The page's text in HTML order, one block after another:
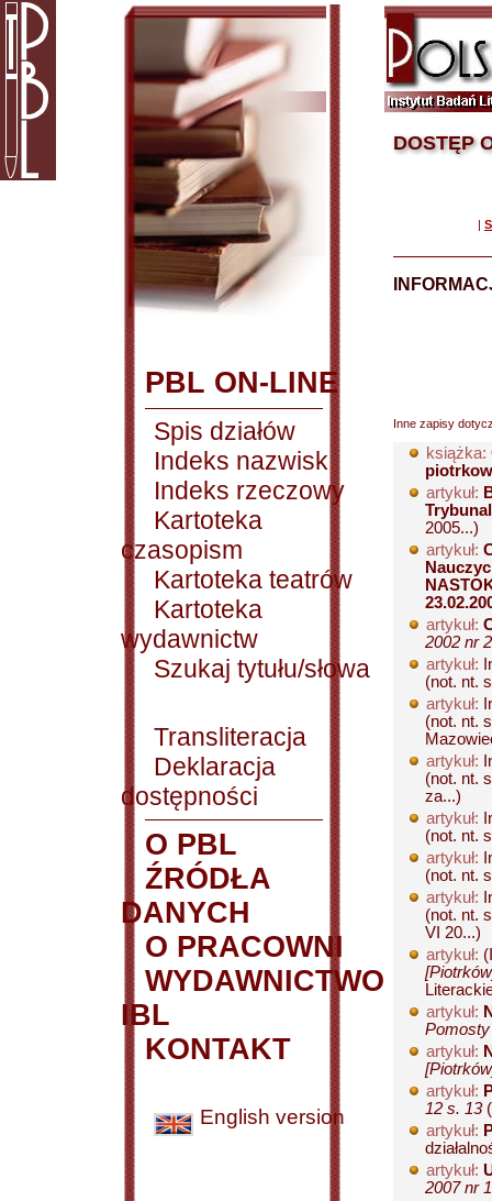
PBL ON-LINE
Spis działów
Indeks nazwisk
Indeks rzeczowy
Kartoteka
czasopism
Kartoteka teatrów
Kartoteka
wydawnictw
Szukaj tytułu/słowa
Transliteracja
Deklaracja
dostępności
O PBL
ŹRÓDŁA
DANYCH
O PRACOWNI
WYDAWNICTWO
IBL
KONTAKT
English version
DOSTĘP
|
Inne zapisy
książka:
artykuł:
2005...)
artykuł:
artykuł:
2002 nr
artykuł:
(not. nt.
artykuł:
(not. nt.
artykuł:
(not. nt.
za...)
artykuł:
(not. nt.
artykuł:
(not. nt.
artykuł:
(not. nt.
VI 20...)
artykuł:
artykuł:
artykuł:
artykuł:
12 s. 13
artykuł:
artykuł:
2007 nr